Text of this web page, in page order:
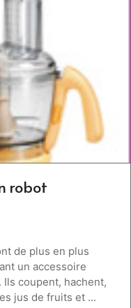
robot
de plus en plus
un accessoire
coupent, hachent,
jus de fruits et ...